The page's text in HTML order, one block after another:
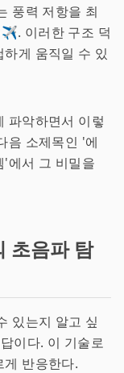
풍력 저항을 최
이러한 구조 덕
게 움직일 수 있
파악하면서 이렇
음 소제목인 '에
'에서 그 비밀을
초음파 탐
있는지 알고 싶
이다. 이 기술로
게 반응한다.